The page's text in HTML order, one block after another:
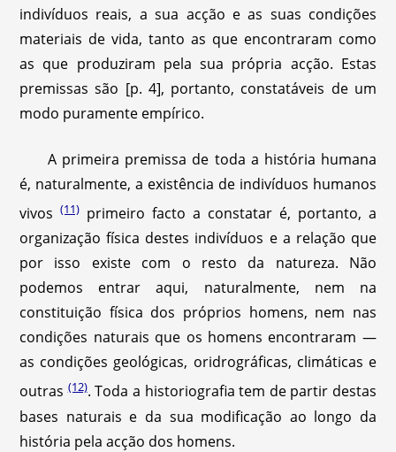
indivíduos reais, a sua acção e as suas condições
materiais de vida, tanto as que encontraram como
as que produziram pela sua própria acção. Estas
premissas são [p. 4], portanto, constatáveis de um
modo puramente empírico.
A primeira premissa de toda a história humana
é, naturalmente, a existência de indivíduos humanos
vivos(11) primeiro facto a constatar é, portanto, a
organização física destes indivíduos e a relação que
por isso existe com o resto da natureza. Não
podemos entrar aqui, naturalmente, nem na
constituição física dos próprios homens, nem nas
condições naturais que os homens encontraram —
as condições geológicas, oridrográficas, climáticas e
outras(12). Toda a historiografia tem de partir destas
bases naturais e da sua modificação ao longo da
história pela acção dos homens.